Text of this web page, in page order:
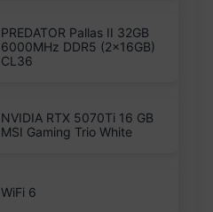
PREDATOR Pallas II 32GB
6000MHz DDR5 (2x16GB)
CL36
NVIDIA RTX 5070Ti 16 GB
MSI Gaming Trio White
WiFi 6